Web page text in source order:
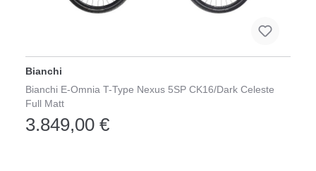
Bianchi
Bianchi E-Omnia T-Type Nexus 5SP CK16/Dark Celeste
Full Matt
3.849,00 €